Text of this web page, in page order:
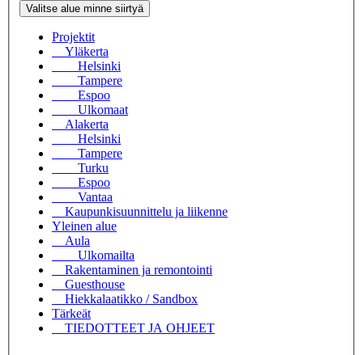
Valitse alue minne siirtyä
Projektit
Yläkerta
Helsinki
Tampere
Espoo
Ulkomaat
Alakerta
Helsinki
Tampere
Turku
Espoo
Vantaa
Kaupunkisuunnittelu ja liikenne
Yleinen alue
Aula
Ulkomailta
Rakentaminen ja remontointi
Guesthouse
Hiekkalaatikko / Sandbox
Tärkeät
TIEDOTTEET JA OHJEET